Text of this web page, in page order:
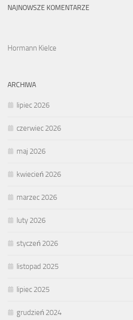
NAJNOWSZE KOMENTARZE
Hormann Kielce
ARCHIWA
lipiec 2026
czerwiec 2026
maj 2026
kwiecień 2026
marzec 2026
luty 2026
styczeń 2026
listopad 2025
lipiec 2025
grudzień 2024